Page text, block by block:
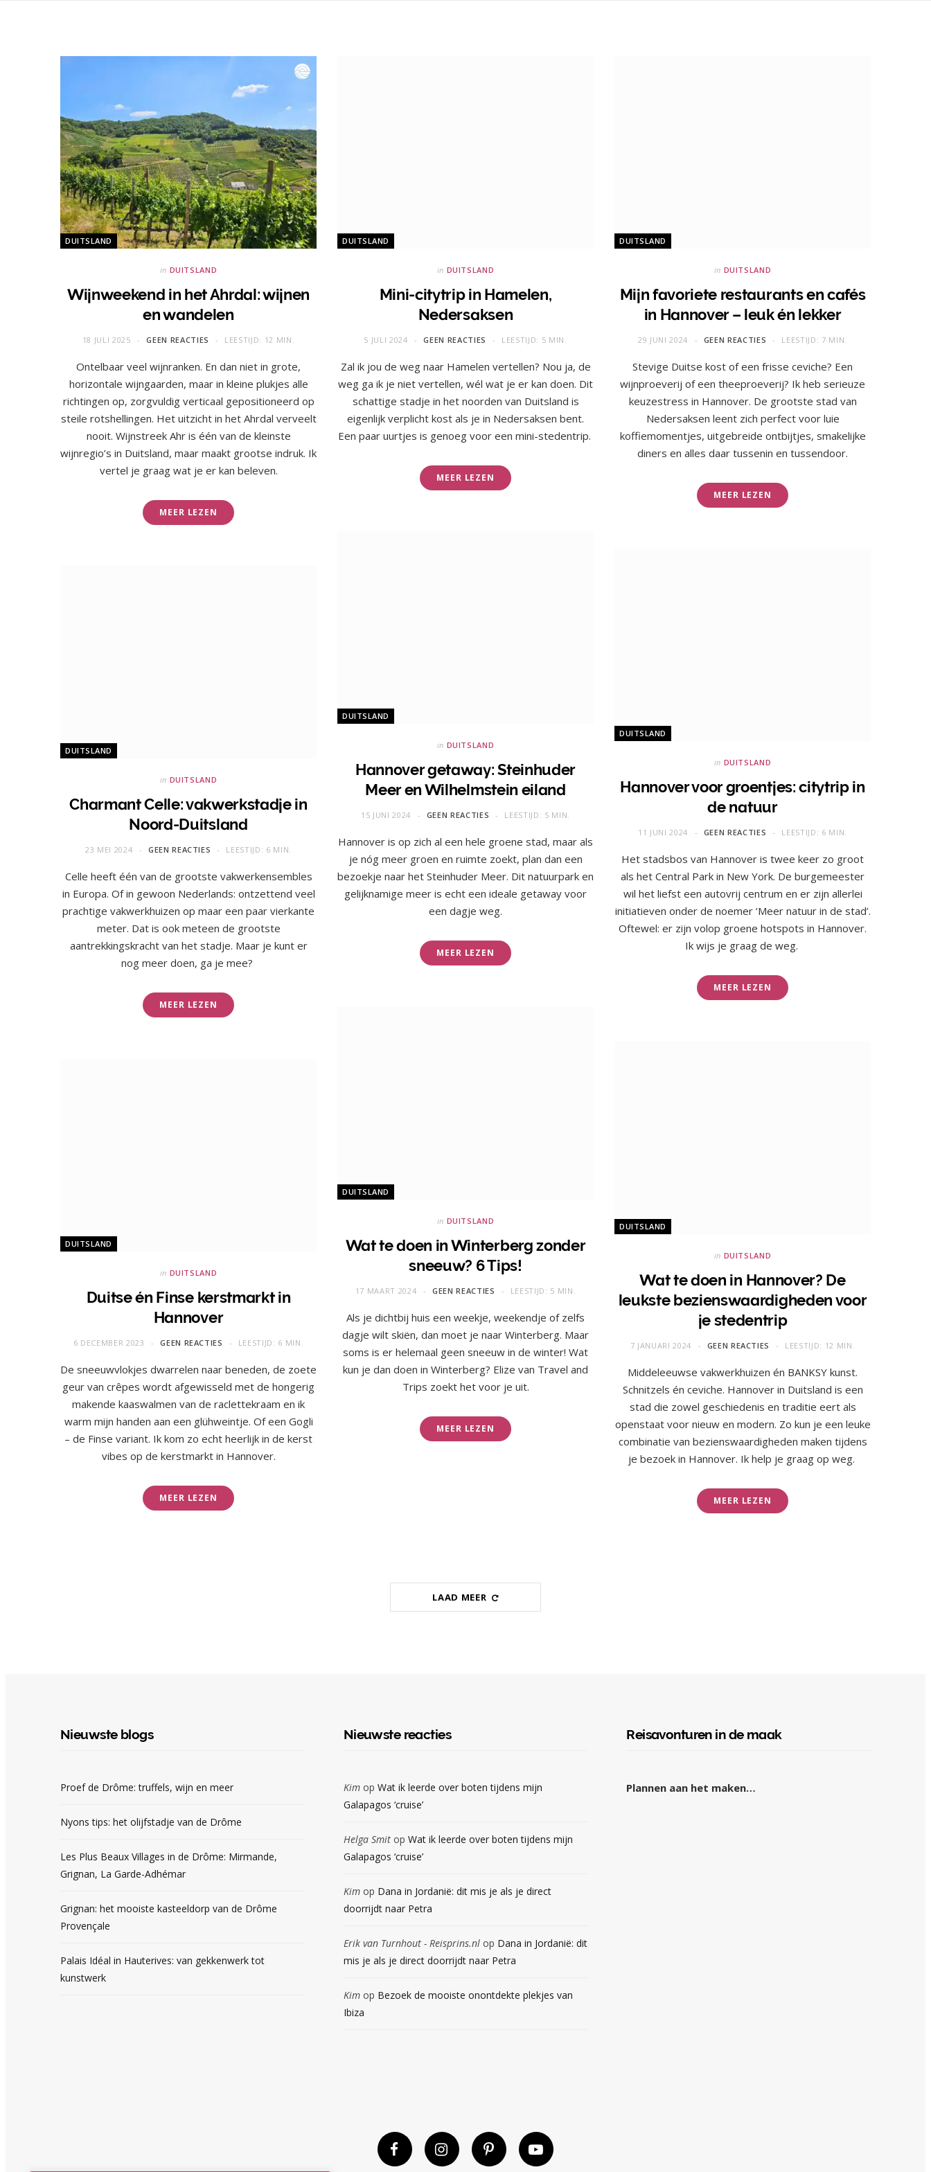
DUITSLAND
in DUITSLAND
Wijnweekend in het Ahrdal: wijnen
en wandelen
18 JULI 2025 GEEN REACTIES LEESTIJD: 12 MIN.
Ontelbaar veel wijnranken. En dan niet in grote,
horizontale wijngaarden, maar in kleine plukjes alle
richtingen op, zorgvuldig verticaal gepositioneerd op
steile rotshellingen. Het uitzicht in het Ahrdal verveelt
nooit. Wijnstreek Ahr is één van de kleinste
wijnregio’s in Duitsland, maar maakt grootse indruk. Ik
vertel je graag wat je er kan beleven.
MEER LEZEN
DUITSLAND
in DUITSLAND
Mini-citytrip in Hamelen,
Nedersaksen
5 JULI 2024 GEEN REACTIES LEESTIJD: 5 MIN.
Zal ik jou de weg naar Hamelen vertellen? Nou ja, de
weg ga ik je niet vertellen, wél wat je er kan doen. Dit
schattige stadje in het noorden van Duitsland is
eigenlijk verplicht kost als je in Nedersaksen bent.
Een paar uurtjes is genoeg voor een mini-stedentrip.
MEER LEZEN
DUITSLAND
in DUITSLAND
Mijn favoriete restaurants en cafés
in Hannover – leuk én lekker
29 JUNI 2024 GEEN REACTIES LEESTIJD: 7 MIN.
Stevige Duitse kost of een frisse ceviche? Een
wijnproeverij of een theeproeverij? Ik heb serieuze
keuzestress in Hannover. De grootste stad van
Nedersaksen leent zich perfect voor luie
koffiemomentjes, uitgebreide ontbijtjes, smakelijke
diners en alles daar tussenin en tussendoor.
MEER LEZEN
DUITSLAND
in DUITSLAND
Hannover getaway: Steinhuder
Meer en Wilhelmstein eiland
15 JUNI 2024 GEEN REACTIES LEESTIJD: 5 MIN.
Hannover is op zich al een hele groene stad, maar als
je nóg meer groen en ruimte zoekt, plan dan een
bezoekje naar het Steinhuder Meer. Dit natuurpark en
gelijknamige meer is echt een ideale getaway voor
een dagje weg.
MEER LEZEN
DUITSLAND
in DUITSLAND
Hannover voor groentjes: citytrip in
de natuur
11 JUNI 2024 GEEN REACTIES LEESTIJD: 6 MIN.
Het stadsbos van Hannover is twee keer zo groot
als het Central Park in New York. De burgemeester
wil het liefst een autovrij centrum en er zijn allerlei
initiatieven onder de noemer ‘Meer natuur in de stad’.
Oftewel: er zijn volop groene hotspots in Hannover.
Ik wijs je graag de weg.
MEER LEZEN
DUITSLAND
in DUITSLAND
Charmant Celle: vakwerkstadje in
Noord-Duitsland
23 MEI 2024 GEEN REACTIES LEESTIJD: 6 MIN.
Celle heeft één van de grootste vakwerkensembles
in Europa. Of in gewoon Nederlands: ontzettend veel
prachtige vakwerkhuizen op maar een paar vierkante
meter. Dat is ook meteen de grootste
aantrekkingskracht van het stadje. Maar je kunt er
nog meer doen, ga je mee?
MEER LEZEN
DUITSLAND
in DUITSLAND
Wat te doen in Winterberg zonder
sneeuw? 6 Tips!
17 MAART 2024 GEEN REACTIES LEESTIJD: 5 MIN.
Als je dichtbij huis een weekje, weekendje of zelfs
dagje wilt skiën, dan moet je naar Winterberg. Maar
soms is er helemaal geen sneeuw in de winter! Wat
kun je dan doen in Winterberg? Elize van Travel and
Trips zoekt het voor je uit.
MEER LEZEN
DUITSLAND
in DUITSLAND
Wat te doen in Hannover? De
leukste bezienswaardigheden voor
je stedentrip
7 JANUARI 2024 GEEN REACTIES LEESTIJD: 12 MIN.
Middeleeuwse vakwerkhuizen én BANKSY kunst.
Schnitzels én ceviche. Hannover in Duitsland is een
stad die zowel geschiedenis en traditie eert als
openstaat voor nieuw en modern. Zo kun je een leuke
combinatie van bezienswaardigheden maken tijdens
je bezoek in Hannover. Ik help je graag op weg.
MEER LEZEN
DUITSLAND
in DUITSLAND
Duitse én Finse kerstmarkt in
Hannover
6 DECEMBER 2023 GEEN REACTIES LEESTIJD: 6 MIN.
De sneeuwvlokjes dwarrelen naar beneden, de zoete
geur van crêpes wordt afgewisseld met de hongerig
makende kaaswalmen van de raclettekraam en ik
warm mijn handen aan een glühweintje. Of een Gogli
– de Finse variant. Ik kom zo echt heerlijk in de kerst
vibes op de kerstmarkt in Hannover.
MEER LEZEN
LAAD MEER
Nieuwste blogs
Proef de Drôme: truffels, wijn en meer
Nyons tips: het olijfstadje van de Drôme
Les Plus Beaux Villages in de Drôme: Mirmande,
Grignan, La Garde-Adhémar
Grignan: het mooiste kasteeldorp van de Drôme
Provençale
Palais Idéal in Hauterives: van gekkenwerk tot
kunstwerk
Nieuwste reacties
Kimop Wat ik leerde over boten tijdens mijn
Galapagos ‘cruise’
Helga Smitop Wat ik leerde over boten tijdens mijn
Galapagos ‘cruise’
Kimop Dana in Jordanië: dit mis je als je direct
doorrijdt naar Petra
Erik van Turnhout - Reisprins.nlop Dana in Jordanië: dit
mis je als je direct doorrijdt naar Petra
Kimop Bezoek de mooiste onontdekte plekjes van
Ibiza
Reisavonturen in de maak
Plannen aan het maken…